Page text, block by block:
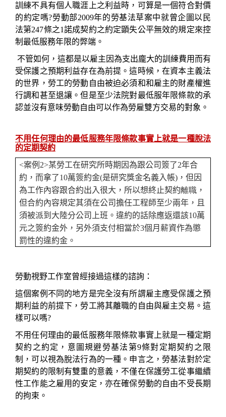
訓練不具有個人職涯上之利益時，可算是一個符合對價
的約定嗎?勞動部2009年的勞基法草案中就曾企圖以民
法第247條之1諾成契約之約定顕失公平無效的規定來控
制最低服務年限的弊端。
不管如何，這都是以雇主因為支出龐大的訓練費用而有
受保護之預期利益存在為前提。這時候，在資本主義法
的世界，勞工的勞動自由被迫必須和和雇主的財產權進
行調和甚至退讓。但是至少法院對最低服年限條款的承
認並沒有意味勞動自由可以作為勞雇雙方交易的對象。
不用任何理由的最低服務年限條款事實上就是一種脫法
的定期契約
<案例 2>某勞工在研究所時期因為跟公司簽了2年合
約，而拿了10萬簽約金(是研究獎金名義入帳) ，但因
為工作內容跟合約出入很大，所以想終止契約離職 ，
但合約內容規定其須在公司擔任工程師至少兩年，且
須被派到大陸分公司上班。違約的話除應返還該10萬
元之簽約金外，另外須支付相當於3個月薪資作為懲
罰性的違約金。
勞動視野工作室曾經接過這樣的諮詢：
這個案例不同的地方是完全沒有所謂雇主應受保護之預
期利益的前提下，勞工將其離職的自由與雇主交易。這
樣可以嗎?
不用任何理由的最低服務年限條款事實上就是一種定期
契約之約定，意圖規避勞基法第9條對定期契約之限
制，可以視為脫法行為的一種。申言之，勞基法對於定
期契約的限制有雙重的意義，不僅在保護勞工從事繼續
性工作能之雇用的安定，亦在確保勞動的自由不受長期
的拘束。